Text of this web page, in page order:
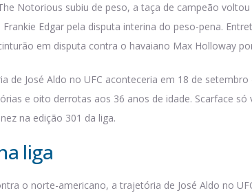
Notorious subiu de peso, a taça de campeão
Frankie Edgar pela disputa interina do peso-pena.
em disputa contra o havaiano Max Holloway
de José Aldo no UFC aconteceria em 18 de
e oito derrotas aos 36 anos de idade. Scarface
na edição 301 da liga.
liga
o norte-americano, a trajetória de José Aldo no